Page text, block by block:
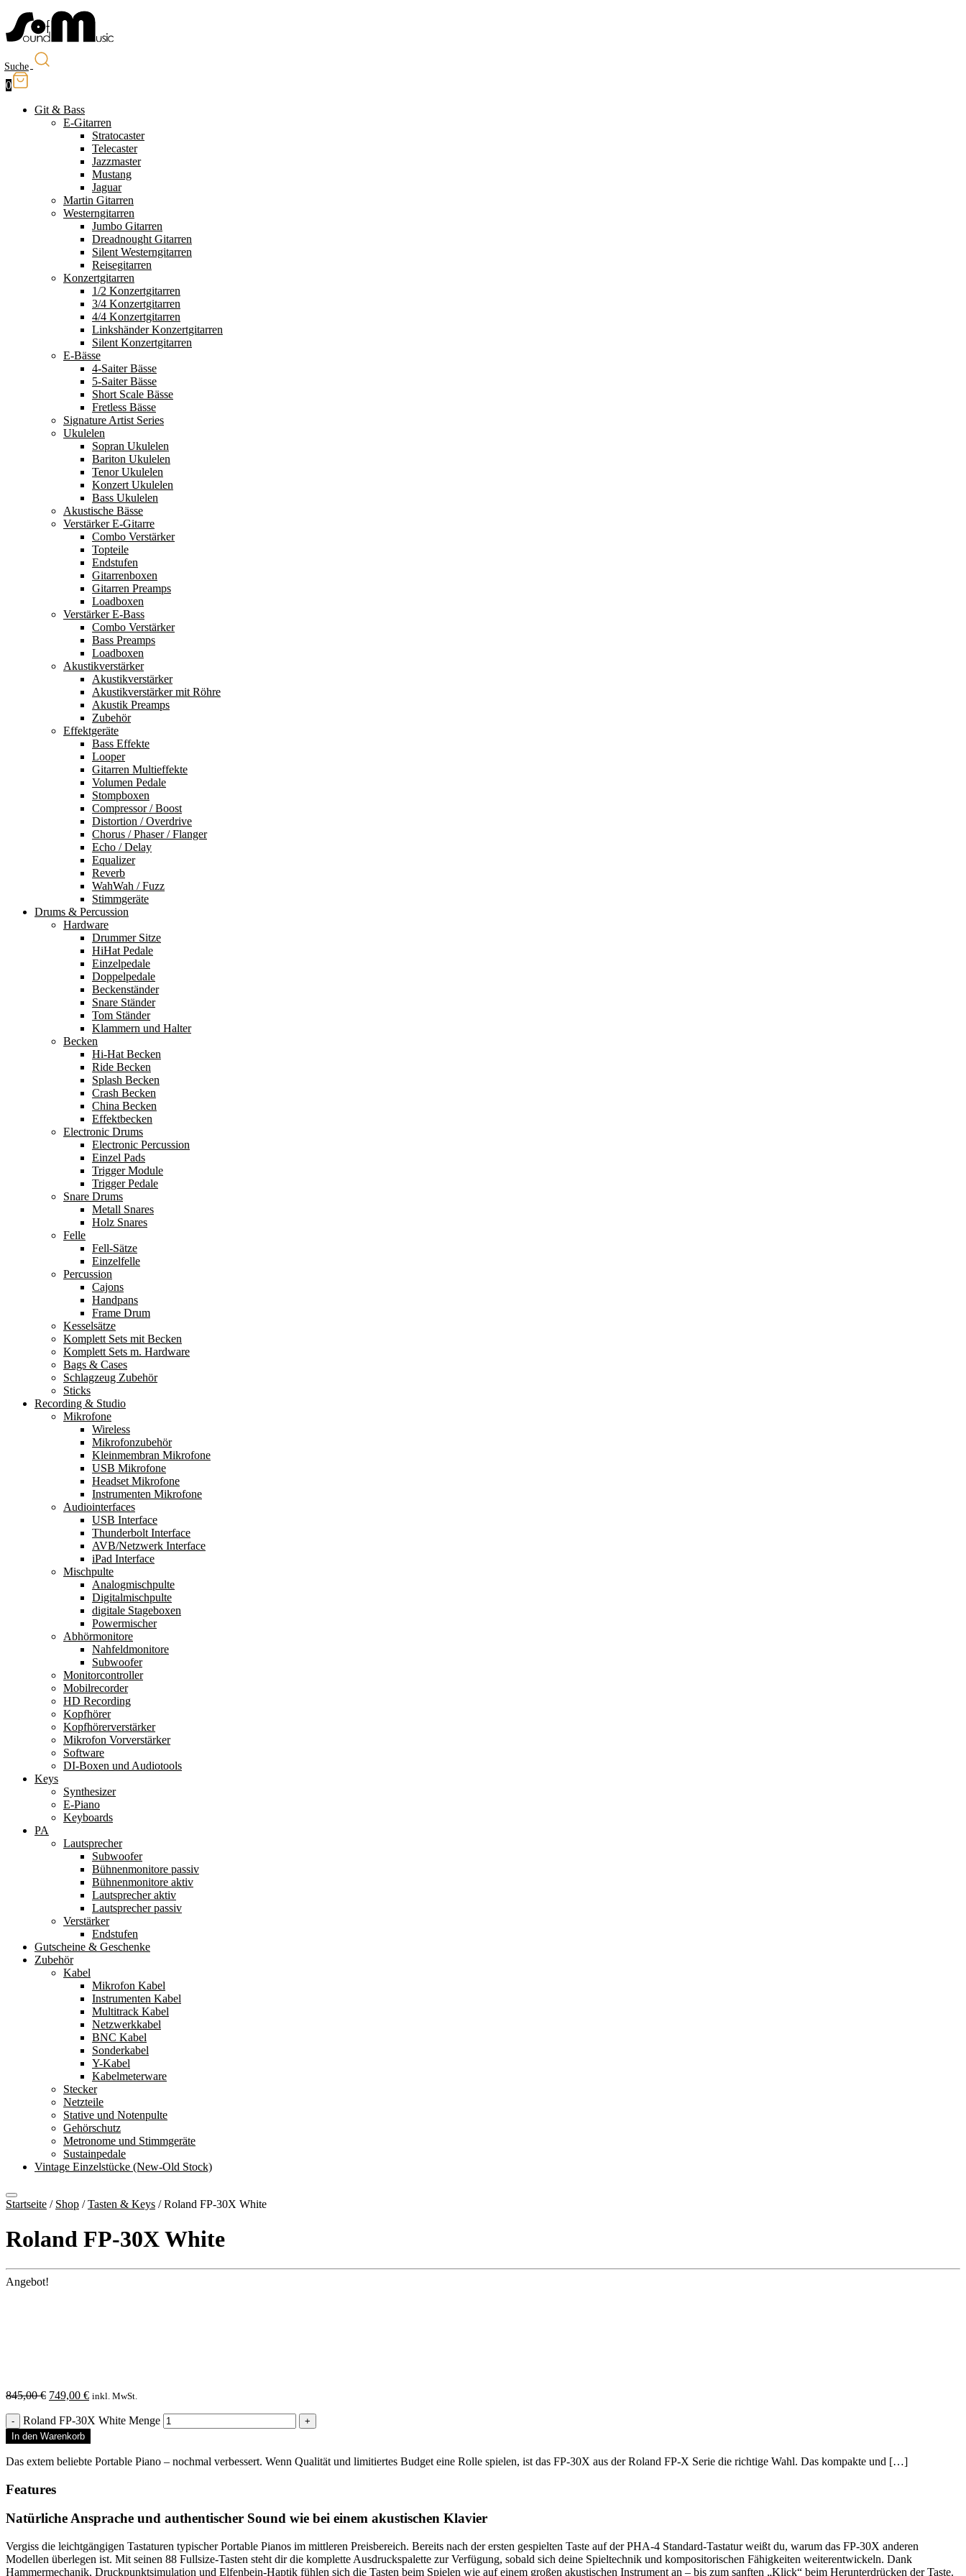
Suche
0
Git & Bass
E-Gitarren
Stratocaster
Telecaster
Jazzmaster
Mustang
Jaguar
Martin Gitarren
Westerngitarren
Jumbo Gitarren
Dreadnought Gitarren
Silent Westerngitarren
Reisegitarren
Konzertgitarren
1/2 Konzertgitarren
3/4 Konzertgitarren
4/4 Konzertgitarren
Linkshänder Konzertgitarren
Silent Konzertgitarren
E-Bässe
4-Saiter Bässe
5-Saiter Bässe
Short Scale Bässe
Fretless Bässe
Signature Artist Series
Ukulelen
Sopran Ukulelen
Bariton Ukulelen
Tenor Ukulelen
Konzert Ukulelen
Bass Ukulelen
Akustische Bässe
Verstärker E-Gitarre
Combo Verstärker
Topteile
Endstufen
Gitarrenboxen
Gitarren Preamps
Loadboxen
Verstärker E-Bass
Combo Verstärker
Bass Preamps
Loadboxen
Akustikverstärker
Akustikverstärker
Akustikverstärker mit Röhre
Akustik Preamps
Zubehör
Effektgeräte
Bass Effekte
Looper
Gitarren Multieffekte
Volumen Pedale
Stompboxen
Compressor / Boost
Distortion / Overdrive
Chorus / Phaser / Flanger
Echo / Delay
Equalizer
Reverb
WahWah / Fuzz
Stimmgeräte
Drums & Percussion
Hardware
Drummer Sitze
HiHat Pedale
Einzelpedale
Doppelpedale
Beckenständer
Snare Ständer
Tom Ständer
Klammern und Halter
Becken
Hi-Hat Becken
Ride Becken
Splash Becken
Crash Becken
China Becken
Effektbecken
Electronic Drums
Electronic Percussion
Einzel Pads
Trigger Module
Trigger Pedale
Snare Drums
Metall Snares
Holz Snares
Felle
Fell-Sätze
Einzelfelle
Percussion
Cajons
Handpans
Frame Drum
Kesselsätze
Komplett Sets mit Becken
Komplett Sets m. Hardware
Bags & Cases
Schlagzeug Zubehör
Sticks
Recording & Studio
Mikrofone
Wireless
Mikrofonzubehör
Kleinmembran Mikrofone
USB Mikrofone
Headset Mikrofone
Instrumenten Mikrofone
Audiointerfaces
USB Interface
Thunderbolt Interface
AVB/Netzwerk Interface
iPad Interface
Mischpulte
Analogmischpulte
Digitalmischpulte
digitale Stageboxen
Powermischer
Abhörmonitore
Nahfeldmonitore
Subwoofer
Monitorcontroller
Mobilrecorder
HD Recording
Kopfhörer
Kopfhörerverstärker
Mikrofon Vorverstärker
Software
DI-Boxen und Audiotools
Keys
Synthesizer
E-Piano
Keyboards
PA
Lautsprecher
Subwoofer
Bühnenmonitore passiv
Bühnenmonitore aktiv
Lautsprecher aktiv
Lautsprecher passiv
Verstärker
Endstufen
Gutscheine & Geschenke
Zubehör
Kabel
Mikrofon Kabel
Instrumenten Kabel
Multitrack Kabel
Netzwerkkabel
BNC Kabel
Sonderkabel
Y-Kabel
Kabelmeterware
Stecker
Netzteile
Stative und Notenpulte
Gehörschutz
Metronome und Stimmgeräte
Sustainpedale
Vintage Einzelstücke (New-Old Stock)
Startseite / Shop /Tasten & Keys /Roland FP-30X White
Roland FP-30X White
Angebot!
845,00€ 749,00 € inkl. MwSt.
Roland FP-30X White Menge
In den Warenkorb
Das extem beliebte Portable Piano – nochmal verbessert. Wenn Qualität und limitiertes Budget eine Rolle spielen, ist das FP-30X aus der Roland FP-X Serie die richtige Wahl. Das kompakte und […]
Features
Natürliche Ansprache und authentischer Sound wie bei einem akustischen Klavier
Vergiss die leichtgängigen Tastaturen typischer Portable Pianos im mittleren Preisbereich. Bereits nach der ersten gespielten Taste auf der PHA-4 Standard-Tastatur weißt du, warum das FP-30X anderen
Modellen überlegen ist. Mit seinen 88 Fullsize-Tasten steht dir die komplette Ausdruckspalette zur Verfügung, sobald sich deine Spieltechnik und kompositorischen Fähigkeiten weiterentwickeln. Dank
Hammermechanik, Druckpunktsimulation und Elfenbein-Haptik fühlen sich die Tasten beim Spielen wie auf einem großen akustischen Instrument an – bis zum sanften „Klick“ beim Herunterdrücken der Taste.